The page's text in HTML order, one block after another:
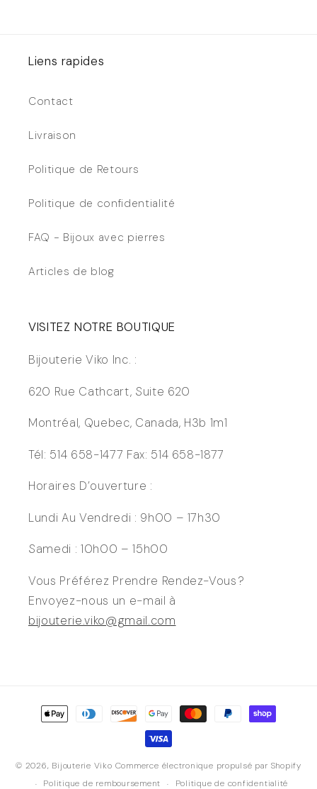
Liens rapides
Contact
Livraison
Politique de Retours
Politique de confidentialité
FAQ - Bijoux avec pierres
Articles de blog
VISITEZ NOTRE BOUTIQUE
Bijouterie Viko Inc. :
620 Rue Cathcart, Suite 620
Montréal, Quebec, Canada, H3b 1m1
Tél: 514 658-1477 Fax: 514 658-1877
Horaires D’ouverture :
Lundi Au Vendredi : 9h00 – 17h30
Samedi : 10h00 – 15h00
Vous Préférez Prendre Rendez-Vous ?
Envoyez-nous un e-mail à
bijouterie.viko@gmail.com
Moyens
de
© 2026, Bijouterie Viko Commerce électronique propulsé par Shopify
Politique de remboursement
Politique de confidentialité